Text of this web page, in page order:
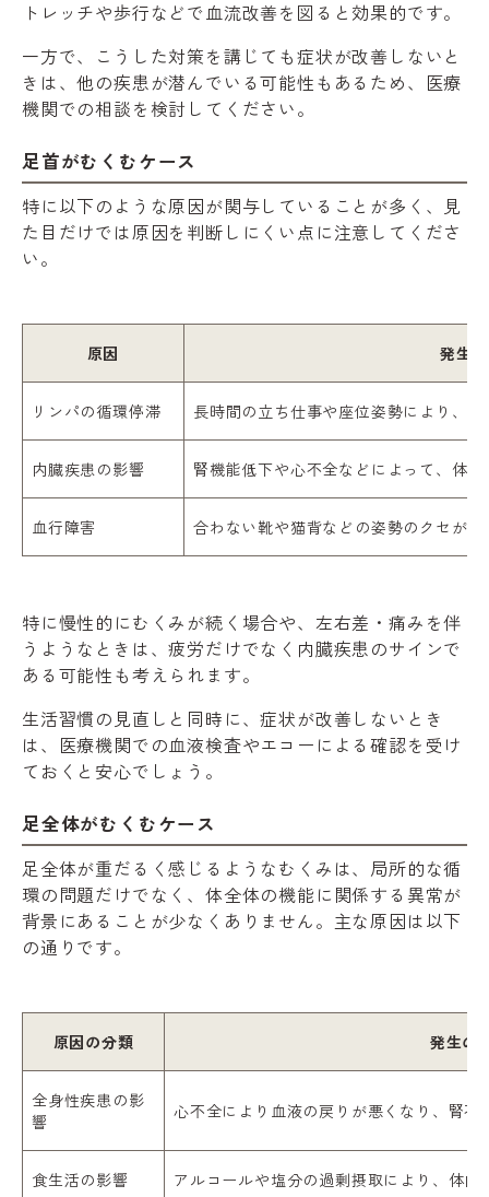
トレッチや歩行などで血流改善を図ると効果的です。
一方で、こうした対策を講じても症状が改善しないと
きは、他の疾患が潜んでいる可能性もあるため、医療
機関での相談を検討してください。
足首がむくむケース
特に以下のような原因が関与していることが多く、見
た目だけでは原因を判断しにくい点に注意してくださ
い。
原因 発生
リンパの循環停滞 長時間の立ち仕事や座位姿勢により、
内臓疾患の影響 腎機能低下や心不全などによって、体
血行障害 合わない靴や猫背などの姿勢のクセが
特に慢性的にむくみが続く場合や、左右差・痛みを伴
うようなときは、疲労だけでなく内臓疾患のサインで
ある可能性も考えられます。
生活習慣の見直しと同時に、症状が改善しないとき
は、医療機関での血液検査やエコーによる確認を受け
ておくと安心でしょう。
足全体がむくむケース
足全体が重だるく感じるようなむくみは、局所的な循
環の問題だけでなく、体全体の機能に関係する異常が
背景にあることが少なくありません。主な原因は以下
の通りです。
原因の分類 発生の
全身性疾患の影
響
心不全により血液の戻りが悪くなり、腎
食生活の影響 アルコールや塩分の過剰摂取により、体